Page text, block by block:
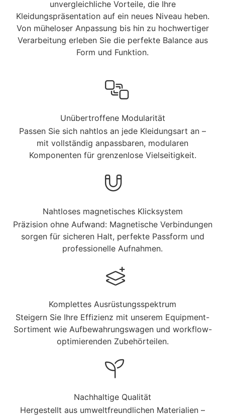
unvergleichliche Vorteile, die Ihre
Kleidungspräsentation auf ein neues Niveau heben.
Von müheloser Anpassung bis hin zu hochwertiger
Verarbeitung erleben Sie die perfekte Balance aus
Form und Funktion.
Unübertroffene Modularität
Passen Sie sich nahtlos an jede Kleidungsart an –
mit vollständig anpassbaren, modularen
Komponenten für grenzenlose Vielseitigkeit.
Nahtloses magnetisches Klicksystem
Präzision ohne Aufwand: Magnetische Verbindungen
sorgen für sicheren Halt, perfekte Passform und
professionelle Aufnahmen.
Komplettes Ausrüstungsspektrum
Steigern Sie Ihre Effizienz mit unserem Equipment-
Sortiment wie Aufbewahrungswagen und workflow-
optimierenden Zubehörteilen.
Nachhaltige Qualität
Hergestellt aus umweltfreundlichen Materialien –